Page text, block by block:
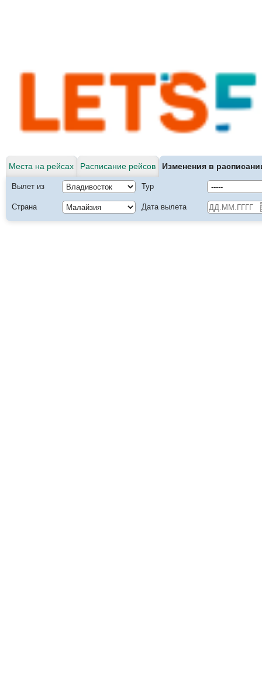
Места на рейсах Расписание рейсов Изменения в
Вылет из Тур
Страна Дата вылета